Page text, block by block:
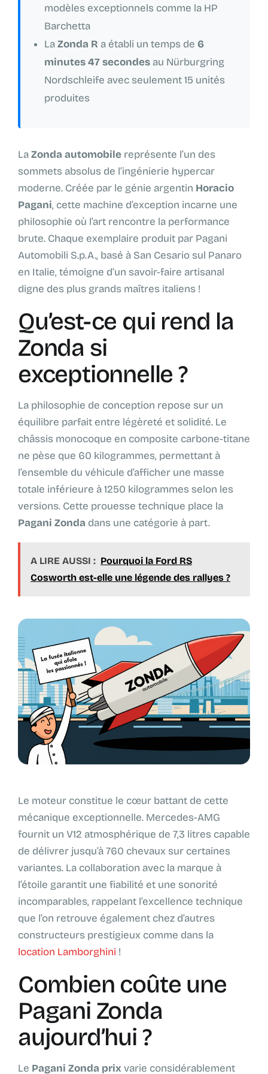
modèles exceptionnels comme la HP
Barchetta
LaZonda R a établi un temps de 6
minutes 47 secondes au Nürburgring
Nordschleife avec seulement 15 unités
produites
LaZonda automobile représente l’un des
sommets absolus de l’ingénierie hypercar
moderne. Créée par le génie argentin Horacio
Pagani, cette machine d’exception incarne une
philosophie où l’art rencontre la performance
brute. Chaque exemplaire produit par Pagani
Automobili S.p.A., basé à San Cesario sul Panaro
en Italie, témoigne d’un savoir-faire artisanal
digne des plus grands maîtres italiens !
Qu’est-ce qui rend la
Zonda si
exceptionnelle ?
La philosophie de conception repose sur un
équilibre parfait entre légèreté et solidité. Le
châssis monocoque en composite carbone-titane
ne pèse que 60 kilogrammes, permettant à
l’ensemble du véhicule d’afficher une masse
totale inférieure à 1250 kilogrammes selon les
versions. Cette prouesse technique place la
Pagani Zonda dans une catégorie à part.
A LIRE AUSSI : Pourquoi la Ford RS
Cosworth est-elle une légende des rallyes ?
Le moteur constitue le cœur battant de cette
mécanique exceptionnelle. Mercedes-AMG
fournit un V12 atmosphérique de 7,3 litres capable
de délivrer jusqu’à 760 chevaux sur certaines
variantes. La collaboration avec la marque à
l’étoile garantit une fiabilité et une sonorité
incomparables, rappelant l’excellence technique
que l’on retrouve également chez d’autres
constructeurs prestigieux comme dans la
location Lamborghini !
Combien coûte une
Pagani Zonda
aujourd’hui ?
Le Pagani Zonda prix varie considérablement